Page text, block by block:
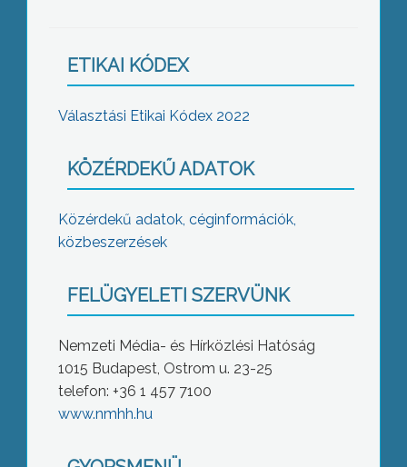
ETIKAI KÓDEX
Választási Etikai Kódex 2022
KÖZÉRDEKŰ ADATOK
Közérdekű adatok, céginformációk,
közbeszerzések
FELÜGYELETI SZERVÜNK
Nemzeti Média- és Hírközlési Hatóság
1015 Budapest, Ostrom u. 23-25
telefon: +36 1 457 7100
www.nmhh.hu